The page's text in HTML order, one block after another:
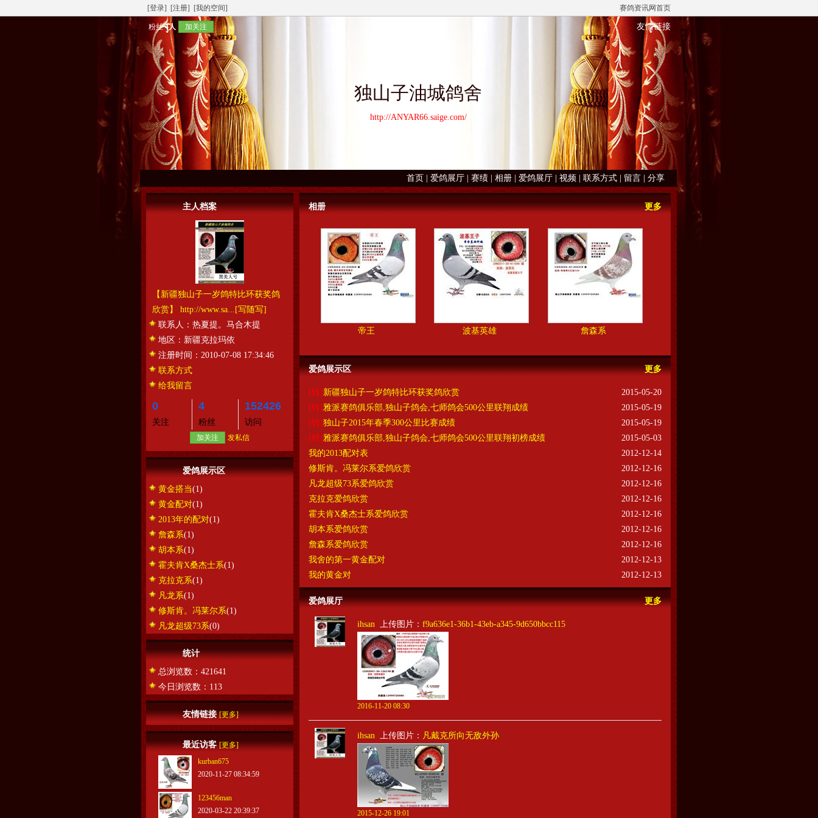
[登录] [注册] [我的空间] 赛鸽资讯网首页
粉丝4人 加关注 友情链接
独山子油城鸽舍
http://ANYAR66.saige.com/
首页 爱鸽展厅 赛绩 相册 爱鸽展厅 视频 联系方式 留言 分享
主人档案
【新疆独山子一岁鸽特比环获奖鸽
欣赏】 http://www.sa... [写随写]
联系人： 热夏提。马合木提
地区： 新疆克拉玛依
注册时间： 2010-07-08 17:34:46
联系方式
给我留言
0
关注
4
粉丝
152426
访问
加关注 发私信
爱鸽展示区
黄金搭当(1)
黄金配对(1)
2013年的配对(1)
詹森系(1)
胡本系(1)
霍夫肯X桑杰士系(1)
克拉克系(1)
凡龙系(1)
修斯肯。冯莱尔系(1)
凡龙超级73系(0)
统计
总浏览数：421641
今日浏览数：113
友情链接[更多]
最近访客[更多]
kurban675
2020-11-27 08:34:59
123456man
2020-03-22 20:39:37
相册 更多
帝王 波基英雄 詹森系
爱鸽展示区 更多
2015-05-20
[转] 新疆独山子一岁鸽特比环获奖鸽欣赏
2015-05-19
[转]雅派赛鸽俱乐部,独山子鸽会,七师鸽会500公里联翔成绩
2015-05-19
[转]独山子2015年春季300公里比赛成绩
2015-05-03
[转]雅派赛鸽俱乐部,独山子鸽会,七师鸽会500公里联翔初榜成绩
2012-12-14
我的2013配对表
2012-12-16
修斯肯。冯莱尔系爱鸽欣赏
2012-12-16
凡龙超级73系爱鸽欣赏
2012-12-16
克拉克爱鸽欣赏
2012-12-16
霍夫肯X桑杰士系爱鸽欣赏
2012-12-16
胡本系爱鸽欣赏
2012-12-16
詹森系爱鸽欣赏
2012-12-13
我舍的第一黄金配对
2012-12-13
我的黄金对
爱鸽展厅 更多
ihsan 上传图片： f9a636e1-36b1-43eb-a345-9d650bbcc115
2016-11-20 08:30
ihsan 上传图片： 凡戴克所向无敌外孙
2015-12-26 19:01